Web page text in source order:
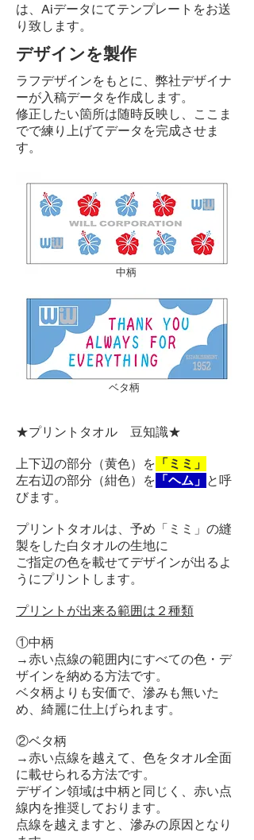
は​、Aiデータにてテンプレートをお送
り致します。
デザインを製作
ラフデザインをもとに、弊社デザイナ
ーが入稿データを作成します。​​
修正したい箇所は随時反映し、ここま
でで練り上げてデータを完成させま
す。
中柄
ベタ柄
★プリントタオル 豆知識★
上下辺の部分（黄色）を 「ミミ」
左右辺の部分（紺色）を 「ヘム」 と呼
びます。
プリントタオルは、予め「ミミ」の縫
製をした白タオルの生地に
ご指定の色を載せてデザインが出るよ
うにプリントします。
プリントが出来る範囲は２種類
①中柄
→赤い点線の範囲内にすべての色・デ
ザインを納める方法です。
ベタ柄よりも安価で、滲みも無いた
め、綺麗に仕上げられます。
②ベタ柄
→赤い点線を越えて、色をタオル全面
に載せられる方法です。
デザイン領域は中柄と同じく、赤い点
線内を推奨しております。
点線を越えますと、滲みの原因となり